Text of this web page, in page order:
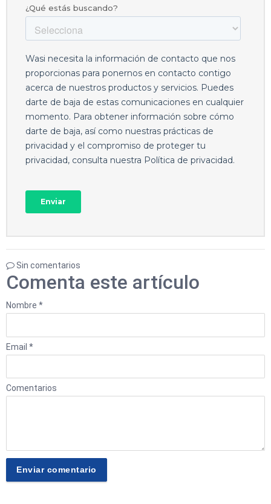
Sin comentarios
Comenta este artículo
Nombre *
Email *
Comentarios